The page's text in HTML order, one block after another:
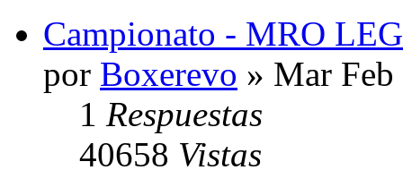
Campionato - MRO
por Boxerevo » Mar
1 Respuestas
40658 Vistas